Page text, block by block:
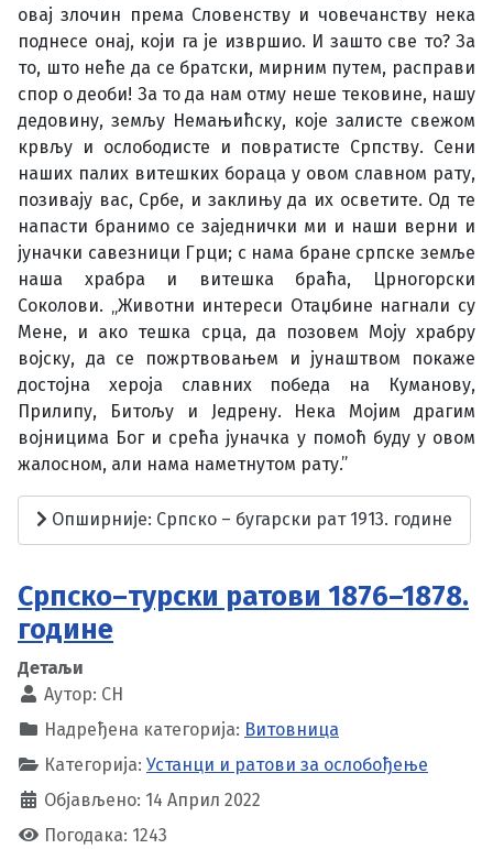
овај злочин према Словенству и човечанству нека
поднесе онај, који га је извршио. И зашто све то? За
то, што неће да се братски, мирним путем, расправи
спор о деоби! За то да нам отму неше тековине, нашу
дедовину, земљу Немањићску, које залисте свежом
крвљу и ослободисте и повратисте Српству. Сени
наших палих витешких бораца у овом славном рату,
позивају вас, Србе, и заклињу да их осветите. Од те
напасти бранимо се заједнички ми и наши верни и
јуначки савезници Грци; с нама бране српске земље
наша храбра и витешка браћа, Црногорски
Соколови. „Животни интереси Отаџбине нагнали су
Мене, и ако тешка срца, да позовем Моју храбру
војску, да се пожртвовањем и јунаштвом покаже
достојна хероја славних победа на Куманову,
Прилипу, Битољу и Једрену. Нека Мојим драгим
војницима Бог и срећа јуначка у помоћ буду у овом
жалосном, али нама наметнутом рату.”
Опширније: Српско – бугарски рат 1913. године
Српско–турски ратови 1876–1878.
године
Детаљи
Аутор: CH
Надређена категорија: Витовница
Категорија: Устанци и ратови за ослобођење
Објављено: 14 Април 2022
Погодака: 1243